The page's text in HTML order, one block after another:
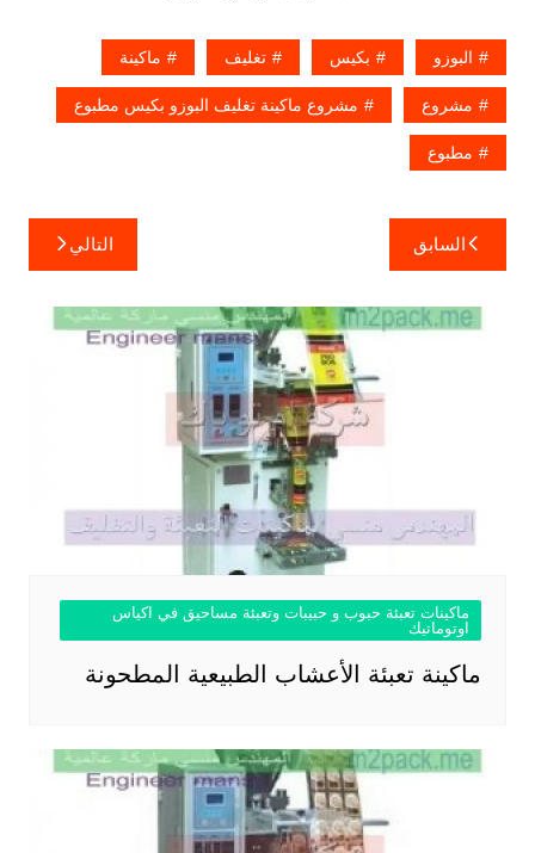
البوزو بكيس تغليف ماكينة
مشروع مشروع ماكينة تغليف البوزو بكيس مطبوع
مطبوع
تصفّح
المقالات
السابق التالي
ماكينات تعبئة حبوب و حبيبات وتعبئة مساحيق في اكياس
اوتوماتيك
ماكينة تعبئة الأعشاب الطبيعية المطحونة